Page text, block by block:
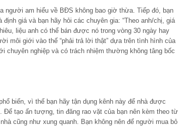
người am hiểu về BĐS không bao giờ thừa. Tiếp đó, bạn
giá và bạn hãy hỏi các chuyên gia: “Theo anh/chị, giá
liệu anh có thể bán được nó trong vòng 30 ngày hay
môi giới vào thế “phải trả lời thật” dựa trên tình hình của
nghiệp và có trách nhiệm thường không tâng bốc
biến, vì thế bạn hãy tận dụng kênh này để nhà được
Để tạo ấn tượng, tin đăng rao vặt của bạn nên kèm theo từ
cũng như xung quanh. Bạn không nên để người mua bỏ